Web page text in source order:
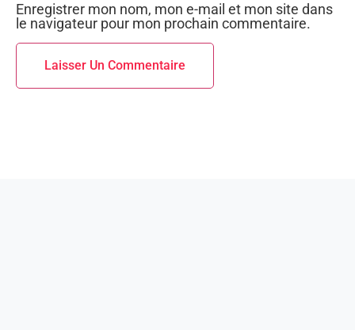
Enregistrer mon nom, mon e-mail et mon site dans
le navigateur pour mon prochain commentaire.